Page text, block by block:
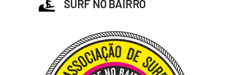
SURF NO BAIRRO